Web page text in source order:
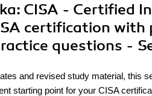
: CISA - Certified
certification
questions -
and revised study material, this
starting point for your CISA